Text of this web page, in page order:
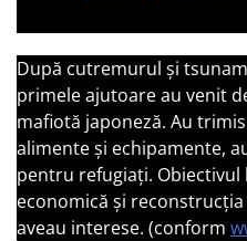
După cutremurul și
primele ajutoare au venit
mafiotă japoneză. Au
alimente și echipamente,
pentru refugiați.
economică și
aveau interese. (conform